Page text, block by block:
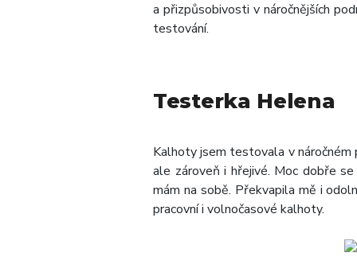
a přizpůsobivosti v náročnějších
testování.
Testerka Helena
Kalhoty jsem testovala v
ale zároveň i hřejivé. Moc dobře
mám na sobě. Překvapila mě i
pracovní i volnočasové kalhoty.